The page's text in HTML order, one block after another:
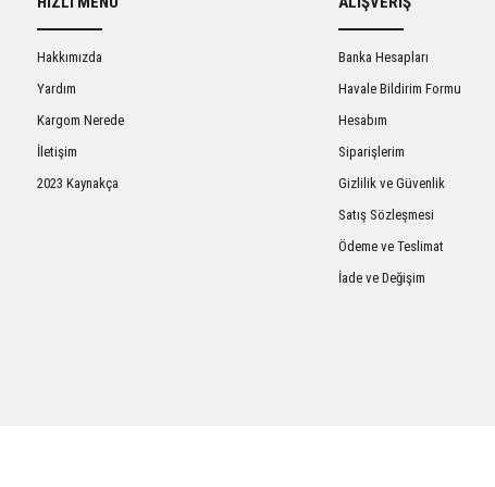
Gönder
Hakkımızda
Yardım
Kargom Nerede
İletişim
2023 Kaynakça
Banka Hesapları
Havale Bildirim Formu
Hesabım
Siparişlerim
Gizlilik ve Güvenlik
Satış Sözleşmesi
Ödeme ve Teslimat
İade ve Değişim